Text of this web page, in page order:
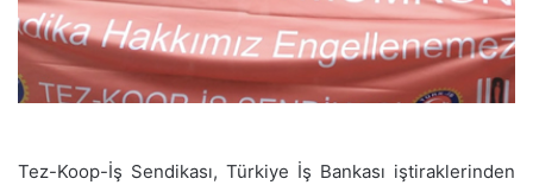
Tez-Koop-İş Sendikası, Türkiye İş Bankası iştiraklerinden